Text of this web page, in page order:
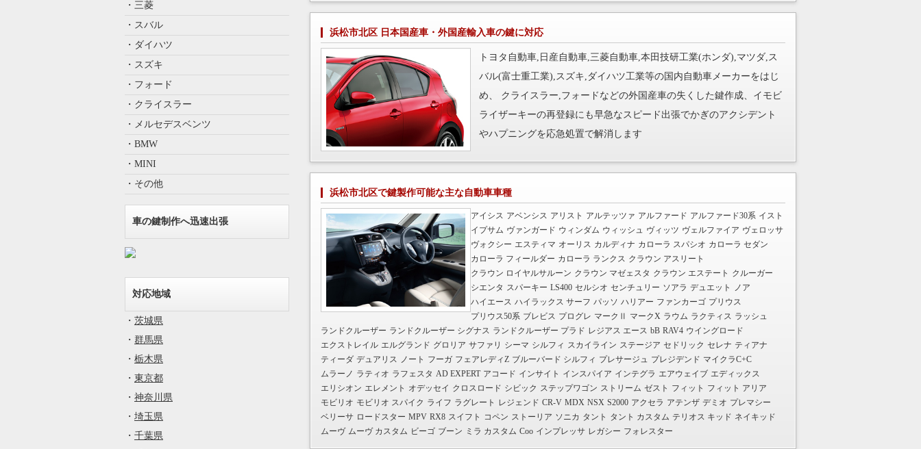
浜松市北区 日本国産車・外国産輸入車の鍵に対応
トヨタ自動車,日産自動車,三菱自動車,本田技研工業(ホンダ),マツダ,ス
バル(富士重工業),スズキ,ダイハツ工業等の国内自動車メーカーをはじ
め、 クライスラー,フォードなどの外国産車の失くした鍵作成、イモビ
ライザーキーの再登録にも早急なスピード出張でかぎのアクシデント
やハプニングを応急処置で解消します
浜松市北区で鍵製作可能な主な自動車車種
アイシス アベンシス アリスト アルテッツァ アルファード アルファード30系 イスト
イプサム ヴァンガード ウィンダム ウィッシュ ヴィッツ ヴェルファイア ヴェロッサ
ヴォクシー エスティマ オーリス カルディナ カローラ スパシオ カローラ セダン
カローラ フィールダー カローラ ランクス クラウン アスリート
クラウン ロイヤルサルーン クラウン マゼェスタ クラウン エステート クルーガー
シエンタ スパーキー LS400 セルシオ センチュリー ソアラ デュエット
ノア
ハイエース ハイラックス サーフ パッソ ハリアー ファンカーゴ プリウス
プリウス50系 ブレビス プログレ マークⅡ マークX ラウム ラクティス ラッシュ
ランドクルーザー ランドクルーザー シグナス ランドクルーザー プラド レジアス エース bB RAV4 ウイングロード
エクストレイル エルグランド グロリア サファリ シーマ シルフィ スカイライン ステージア セドリック セレナ ティアナ
ティーダ デュアリス ノート フーガ フェアレディZ ブルーバード シルフィ プレサージュ プレジデンド マイクラC+C
ムラーノ ラティオ ラフェスタ AD EXPERT アコード インサイト インスパイア インテグラ エアウェイブ エディックス
エリシオン エレメント オデッセイ クロスロード シビック ステップワゴン ストリーム ゼスト フィット フィット アリア
モビリオ モビリオ スパイク ライフ ラグレート レジェンド CR-V MDX NSX S2000 アクセラ アテンザ デミオ プレマシー
ベリーサ ロードスター MPV RX8 スイフト コペン ストーリア ソニカ タント タント カスタム テリオス キッド ネイキッド
ムーヴ ムーヴ カスタム ビーゴ ブーン ミラ カスタム Coo インプレッサ レガシー フォレスター
・三菱
・スバル
・ダイハツ
・スズキ
・フォード
・クライスラー
・メルセデスベンツ
・BMW
・MINI
・その他
車の鍵制作へ迅速出張
対応地域
・ 茨城県
・ 群馬県
・ 栃木県
・ 東京都
・ 神奈川県
・ 埼玉県
・ 千葉県